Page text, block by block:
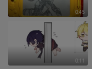
0:45
0:11